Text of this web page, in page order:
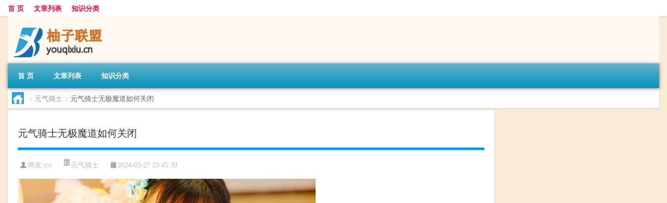
首 页 文章列表 知识分类
首 页 文章列表 知识分类
> 元气骑士 > 元气骑士无极魔道如何关闭
元气骑士无极魔道如何关闭
网友:yrr 元气骑士 2024-03-27 23:45:39